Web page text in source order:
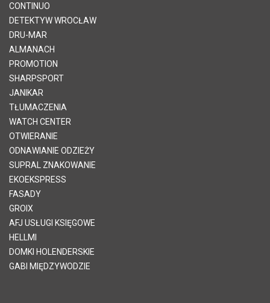
CONTINUO
DETEKTYW WROCŁAW
DRU-MAR
ALMANACH
PROMOTION
SHARPSPORT
JANIKAR
TŁUMACZENIA
WATCH CENTER
OTWIERANIE
ODNAWIANIE ODZIEŻY
SUPRAL ZNAKOWANIE
EKOEKSPRESS
FASADY
GROIX
AFJ USŁUGI KSIĘGOWE
HELLMI
DOMKI HOLENDERSKIE
GABI MIĘDZYWODZIE